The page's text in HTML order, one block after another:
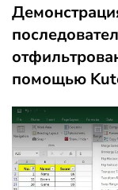
помощью